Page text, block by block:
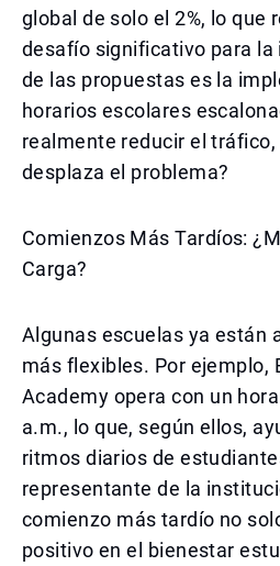
global de solo el 2%, lo que
desafío significativo para
de las propuestas es la
horarios escolares
realmente reducir el
desplaza el problema?
Comienzos Más Tardíos:
Carga?
Algunas escuelas ya están
más flexibles. Por ejemplo,
Academy opera con un
a.m., lo que, según ellos,
ritmos diarios de
representante de la
comienzo más tardío no
positivo en el bienestar